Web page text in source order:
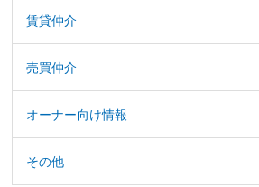
賃貸仲介
売買仲介
オーナー向け情報
その他